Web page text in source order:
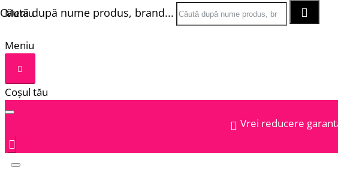
Meniu
Meniu
Coșul tău
Vrei reducere
Căută după nume produs, brand...